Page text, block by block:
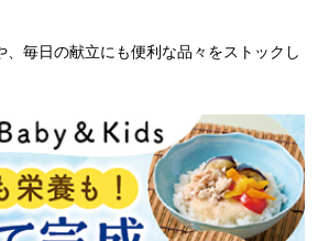
、毎日の献立にも便利な品々をストックし